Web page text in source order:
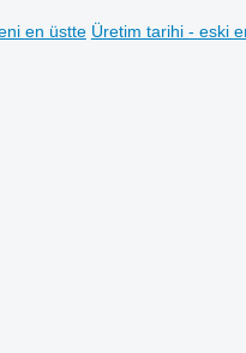
en üstte Üretim tarihi - eski